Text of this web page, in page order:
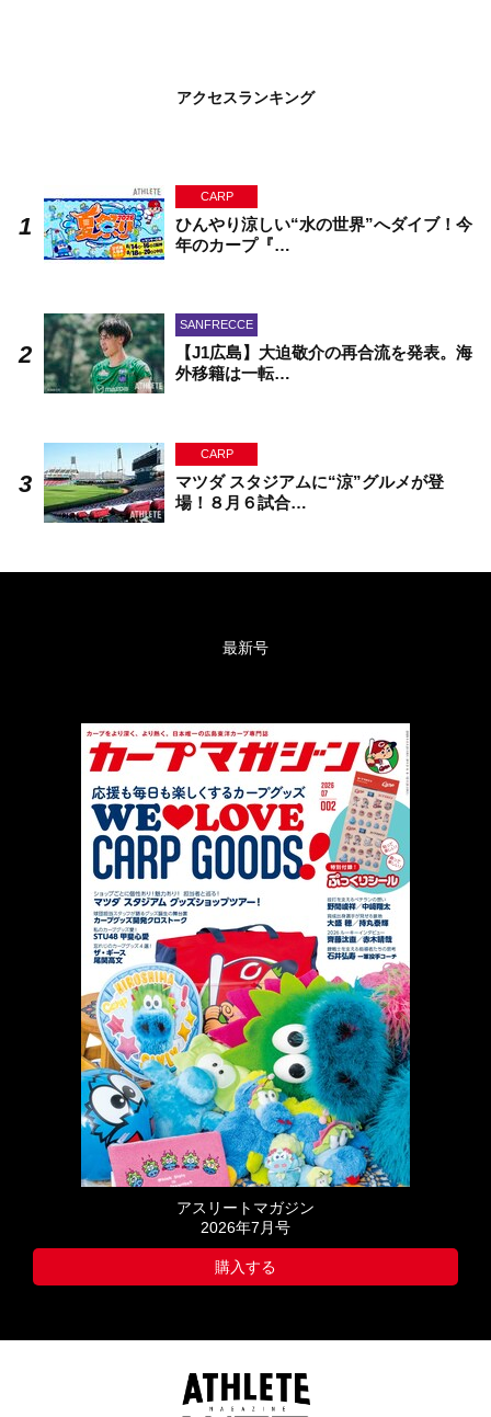
アクセスランキング
CARP
ひんやり涼しい“水の世界”へダイブ！今
年のカープ『…
SANFRECCE
【J1広島】大迫敬介の再合流を発表。海
外移籍は一転…
CARP
マツダ スタジアムに“涼”グルメが登
場！８月６試合…
最新号
アスリートマガジン
2026年7月号
購入する